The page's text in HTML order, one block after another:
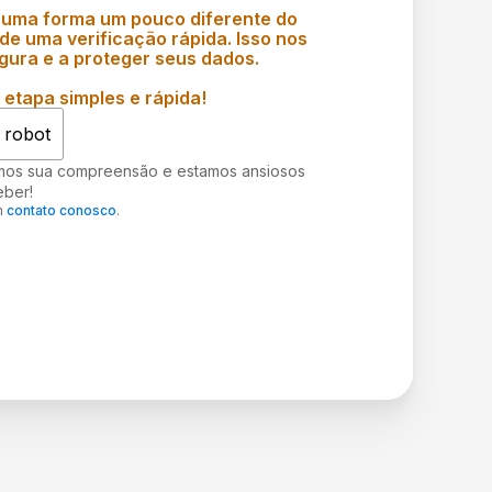
forma um pouco diferente do
uma verificação rápida. Isso nos
e a proteger seus dados.
simples e rápida!
robot
sua compreensão e estamos ansiosos
contato conosco.